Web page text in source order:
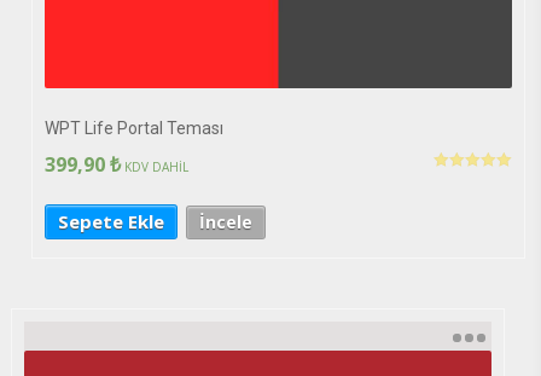
WPT Life Portal Teması
399,90₺ KDV DAHİL
Sepete Ekle İncele